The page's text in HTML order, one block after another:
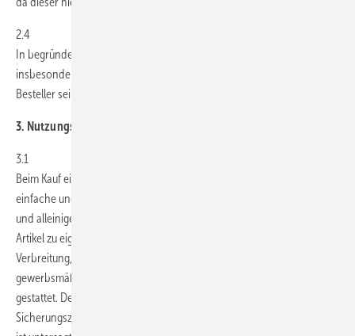
2.4
In begründeten Fällen behält sich GEM die Annahme vor,
insbesondere wenn der begründete Verdacht besteht, dass der
Besteller seinen vertraglichen Pflichten nicht nachkommen wird.
3. Nutzungs- und Lizenzbedingungen elektronischer Artikel
3.1
Beim Kauf eines Download-Artikels räumt GEM dem Besteller das
einfache und nicht übertragbare Nutzungsrecht zum persönlichen
und alleinigen Gebrauch ein. Der Besteller ist berechtigt, den digitalen
Artikel zu eigenen Zwecken zu nutzen. Unabhängig davon ist jede
Verbreitung, Veröffentlichung, Vervielfältigung und/oder
gewerbsmäßige Nutzung nur mit schriftlicher Genehmigung von GEM
gestattet. Der Besteller ist nur berechtigt, Kopien zu
Sicherungszwecken herzustellen. Jede andere Art der Vervielfältigung